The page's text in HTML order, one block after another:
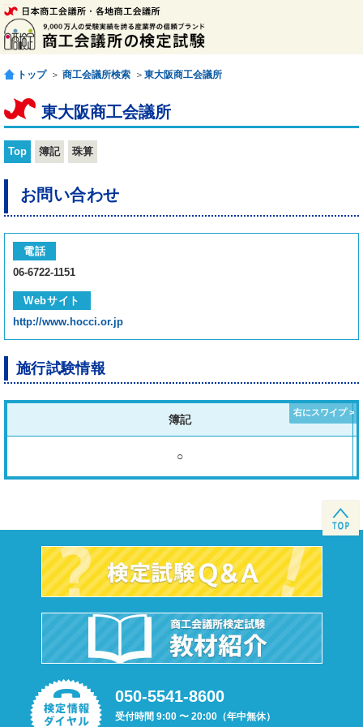
トップ ＞ 商工会議所検索 ＞ 東大阪商工会議所
東大阪商工会議所
Top 簿記 珠算
お問い合わせ
電話
06-6722-1151
Webサイト
http://www.hocci.or.jp
施行試験情報
簿記
○
050-5541-8600
受付時間 9:00 〜 20:00（年中無休）